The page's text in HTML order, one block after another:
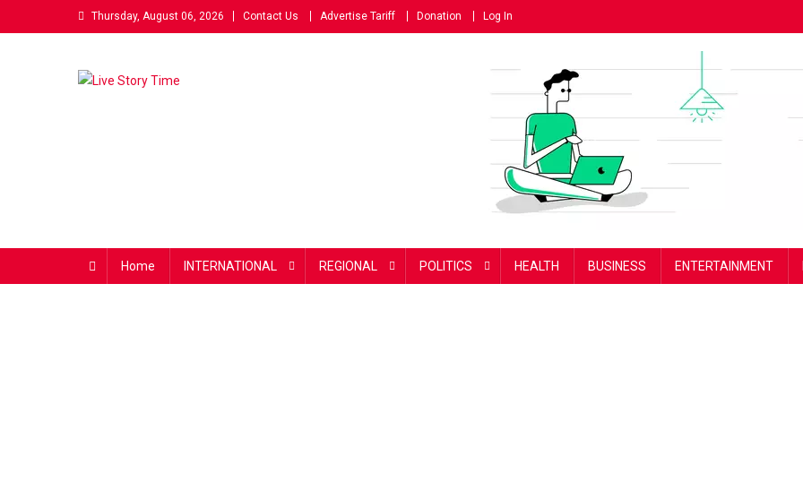
to
Thursday, August 06, 2026 Contact Us Advertise Tariff Donation Log In
Home INTERNATIONAL REGIONAL POLITICS HEALTH BUSINESS ENTERTAINMENT